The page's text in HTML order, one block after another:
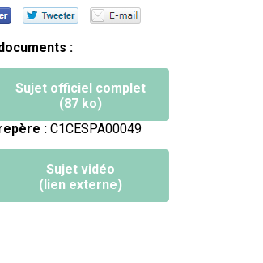
:
Sujet officiel complet
(87 ko)
: C1CESPA00049
Sujet vidéo
(lien externe)